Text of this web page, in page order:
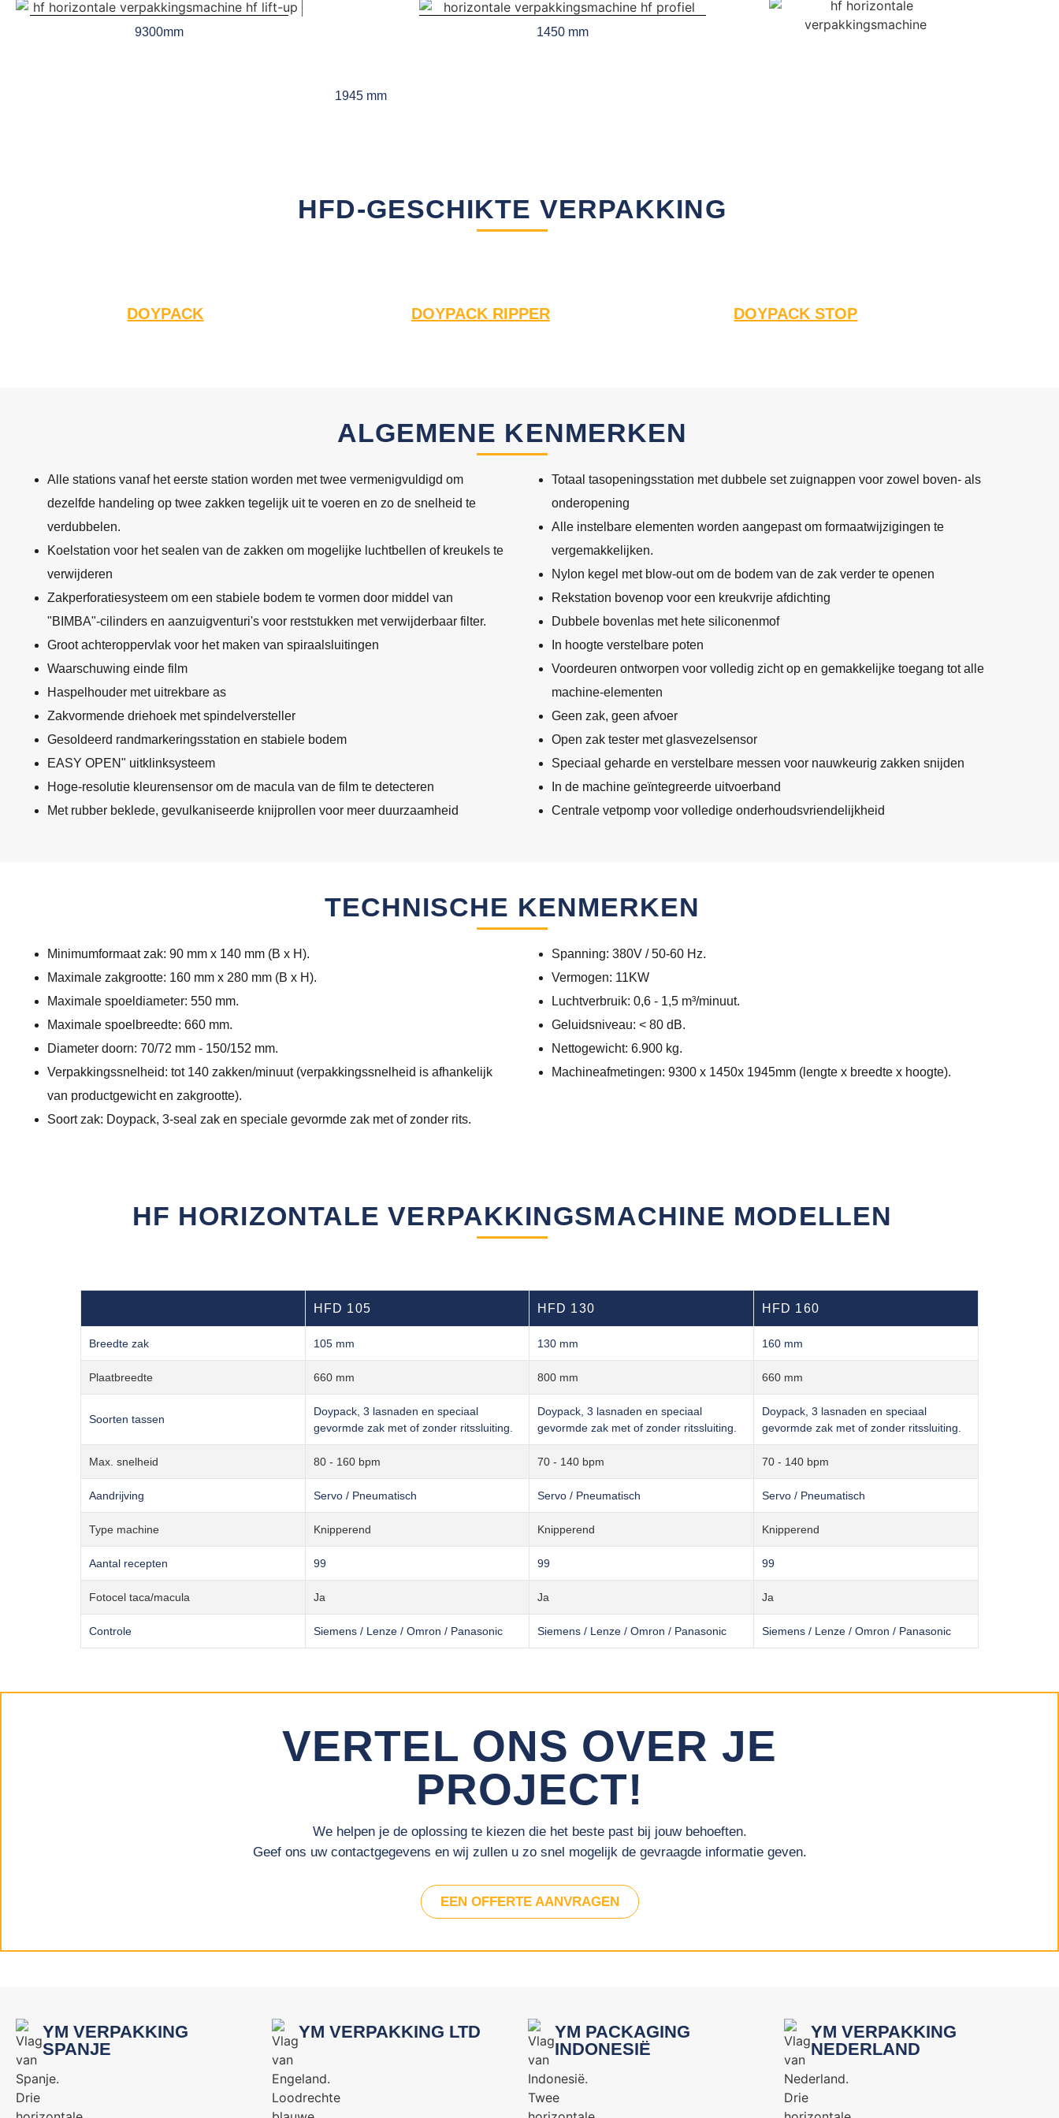
9300mm
1945 mm
1450 mm
HFD-GESCHIKTE VERPAKKING
DOYPACK DOYPACK RIPPER DOYPACK STOP
ALGEMENE KENMERKEN
Alle stations vanaf het eerste station worden met twee vermenigvuldigd om
dezelfde handeling op twee zakken tegelijk uit te voeren en zo de snelheid te
verdubbelen.
Koelstation voor het sealen van de zakken om mogelijke luchtbellen of kreukels te
verwijderen
Zakperforatiesysteem om een stabiele bodem te vormen door middel van
"BIMBA"-cilinders en aanzuigventuri's voor reststukken met verwijderbaar filter.
Groot achteroppervlak voor het maken van spiraalsluitingen
Waarschuwing einde film
Haspelhouder met uitrekbare as
Zakvormende driehoek met spindelversteller
Gesoldeerd randmarkeringsstation en stabiele bodem
EASY OPEN" uitklinksysteem
Hoge-resolutie kleurensensor om de macula van de film te detecteren
Met rubber beklede, gevulkaniseerde knijprollen voor meer duurzaamheid
Totaal tasopeningsstation met dubbele set zuignappen voor zowel boven- als
onderopening
Alle instelbare elementen worden aangepast om formaatwijzigingen te
vergemakkelijken.
Nylon kegel met blow-out om de bodem van de zak verder te openen
Rekstation bovenop voor een kreukvrije afdichting
Dubbele bovenlas met hete siliconenmof
In hoogte verstelbare poten
Voordeuren ontworpen voor volledig zicht op en gemakkelijke toegang tot alle
machine-elementen
Geen zak, geen afvoer
Open zak tester met glasvezelsensor
Speciaal geharde en verstelbare messen voor nauwkeurig zakken snijden
In de machine geïntegreerde uitvoerband
Centrale vetpomp voor volledige onderhoudsvriendelijkheid
TECHNISCHE KENMERKEN
Minimumformaat zak: 90 mm x 140 mm (B x H).
Maximale zakgrootte: 160 mm x 280 mm (B x H).
Maximale spoeldiameter: 550 mm.
Maximale spoelbreedte: 660 mm.
Diameter doorn: 70/72 mm - 150/152 mm.
Verpakkingssnelheid: tot 140 zakken/minuut (verpakkingssnelheid is afhankelijk
van productgewicht en zakgrootte).
Soort zak: Doypack, 3-seal zak en speciale gevormde zak met of zonder rits.
Spanning: 380V / 50-60 Hz.
Vermogen: 11KW
Luchtverbruik: 0,6 - 1,5 m³/minuut.
Geluidsniveau: < 80 dB.
Nettogewicht: 6.900 kg.
Machineafmetingen: 9300 x 1450x 1945mm (lengte x breedte x hoogte).
HF HORIZONTALE VERPAKKINGSMACHINE MODELLEN
HFD 105 HFD 130 HFD 160
Breedte zak 105 mm 130 mm 160 mm
Plaatbreedte 660 mm 800 mm 660 mm
Soorten tassen
Doypack, 3 lasnaden en speciaal
gevormde zak met of zonder ritssluiting.
Doypack, 3 lasnaden en speciaal
gevormde zak met of zonder ritssluiting.
Doypack, 3 lasnaden en speciaal
gevormde zak met of zonder ritssluiting.
Max. snelheid 80 - 160 bpm 70 - 140 bpm 70 - 140 bpm
Aandrijving Servo / Pneumatisch Servo / Pneumatisch Servo / Pneumatisch
Type machine Knipperend Knipperend Knipperend
Aantal recepten 99 99 99
Fotocel taca/macula Ja Ja Ja
Controle Siemens / Lenze / Omron / Panasonic Siemens / Lenze / Omron / Panasonic Siemens / Lenze / Omron / Panasonic
VERTEL ONS OVER JE
PROJECT!
We helpen je de oplossing te kiezen die het beste past bij jouw behoeften.
Geef ons uw contactgegevens en wij zullen u zo snel mogelijk de gevraagde informatie geven.
EEN OFFERTE AANVRAGEN
YM VERPAKKING
SPANJE
YM VERPAKKING LTD
YM PACKAGING
INDONESIË
YM VERPAKKING
NEDERLAND